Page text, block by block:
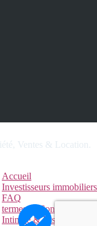
Ventes & Location.
Accueil
Investisseurs immobiliers
FAQ
termes & Conditions
Intimité & Biscuits